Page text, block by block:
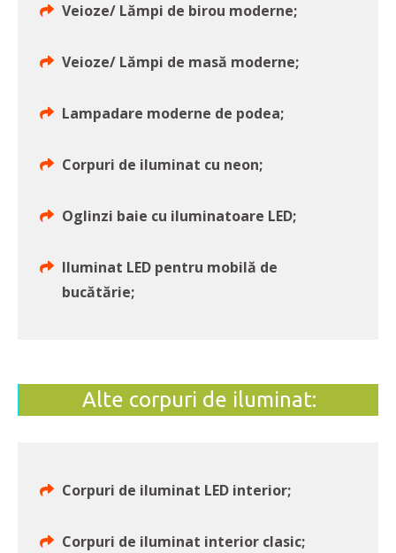
Veioze/ Lămpi de birou moderne;
Veioze/ Lămpi de masă moderne;
Lampadare moderne de podea;
Corpuri de iluminat cu neon;
Oglinzi baie cu iluminatoare LED;
Iluminat LED pentru mobilă de
bucătărie;
Alte corpuri de iluminat:
Corpuri de iluminat LED interior;
Corpuri de iluminat interior clasic;